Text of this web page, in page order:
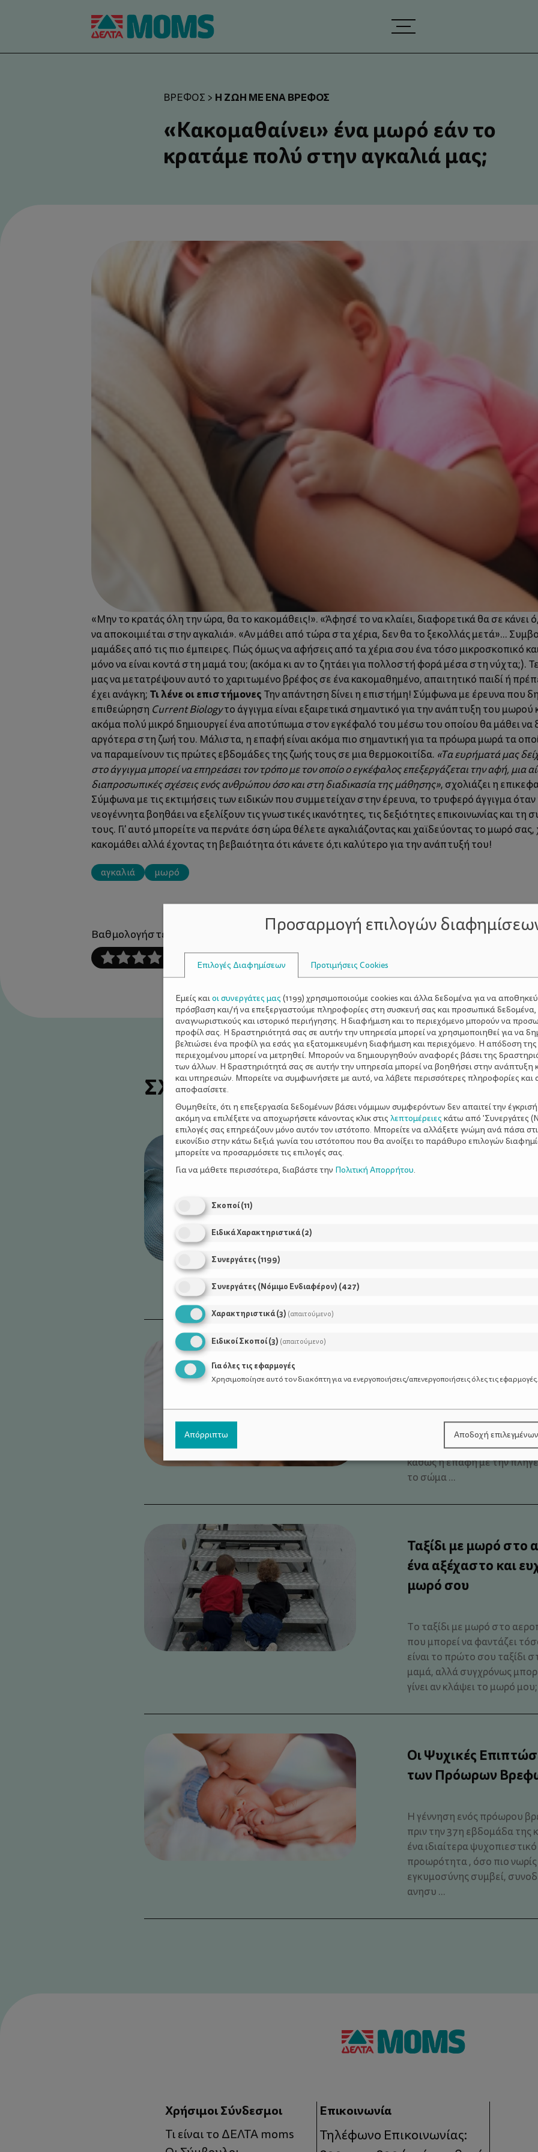
ΒΡΈΦΟΣ > Η ΖΩΉ ΜΕ ΈΝΑ ΒΡΈΦΟΣ
«Κακομαθαίνει» ένα μωρό εάν το
κρατάμε πολύ στην αγκαλιά μας;
Βαθμολογήστε αυτό το άρθρο :
«Μην το κρατάς όλη την ώρα, θα το κακομάθεις!». «Άφησέ το να κλαίει, διαφορετικά θα σε κάνει
να αποκοιμιέται στην αγκαλιά». «Αν μάθει από τώρα στα χέρια, δεν θα το ξεκολλάς μετά»...
μαμάδες από τις πιο έμπειρες. Πώς όμως να αφήσεις από τα χέρια σου ένα τόσο μικροσκοπικό
μόνο να είναι κοντά στη μαμά του; (ακόμα κι αν το ζητάει για πολλοστή φορά μέσα στη νύχτα;).
μας να μετατρέψουν αυτό το χαριτωμένο βρέφος σε ένα κακομαθημένο, απαιτητικό παιδί ή
έχει ανάγκη; Τι λένε οι επιστήμονες Την απάντηση δίνει η επιστήμη! Σύμφωνα με έρευνα που
επιθεώρηση Current Biologyτο άγγιγμα είναι εξαιρετικά σημαντικό για την ανάπτυξη του μωρού
ακόμα πολύ μικρό δημιουργεί ένα αποτύπωμα στον εγκέφαλό του μέσω του οποίου θα μάθει να
αργότερα στη ζωή του. Μάλιστα, η επαφή είναι ακόμα πιο σημαντική για τα πρόωρα μωρά τα
να παραμείνουν τις πρώτες εβδομάδες της ζωής τους σε μια θερμοκοιτίδα. «Τα ευρήματά μας
στο άγγιγμα μπορεί να επηρεάσει τον τρόπο με τον οποίο ο εγκέφαλος επεξεργάζεται την αφή, μια
διαπροσωπικές σχέσεις ενός ανθρώπου όσο και στη διαδικασία της μάθησης», σχολιάζει η
Σύμφωνα με τις εκτιμήσεις των ειδικών που συμμετείχαν στην έρευνα, το τρυφερό άγγιγμα
νεογέννητα βοηθάει να εξελίξουν τις γνωστικές ικανότητες, τις δεξιότητες επικοινωνίας και
τους. Γι' αυτό μπορείτε να περνάτε όση ώρα θέλετε αγκαλιάζοντας και χαϊδεύοντας το μωρό
κακομάθει αλλά έχοντας τη βεβαιότητα ότι κάνετε ό,τι καλύτερο για την ανάπτυξή του!
αγκαλιά μωρό
ΣΧΕΤΙΚΑ ΑΡΘΡΑ
κουβερτάκι και η
Ο όρος «μεταβατικό
φορά από τον Βρετανό
περιγράφει τα –συνήθως
αντικείμενα που βοηθούν
δύναμη έχει το χέρι μας;
προσφέρει μια αίσθηση
καθώς η επαφή με την
το σώμα ...
Ταξίδι με μωρό στο
ένα αξέχαστο και
μωρό σου
Το ταξίδι με μωρό στο
που μπορεί να φαντάζει
είναι το πρώτο σου ταξίδι
μαμά, αλλά συγχρόνως
γίνει αν κλάψει το μωρό
Οι Ψυχικές
των Πρόωρων
Η γέννηση ενός πρόωρου
πριν την 37η εβδομάδα
ένα ιδιαίτερα
προωρότητα , όσο πιο
εγκυμοσύνης συμβεί,
ανησυ ...
Χρήσιμοι Σύνδεσμοι
Τι είναι το ΔΕΛΤΑ moms
Επικοινωνία
Τηλέφωνο Επικοινωνίας:
Προσαρμογή επιλογών
Επιλογές Διαφημίσεων Προτιμήσεις Cookies
Εμείς καιοι συνεργάτες μας (1199) χρησιμοποιούμε cookies και άλλα δεδομένα για να
πρόσβαση και/ή να επεξεργαστούμε πληροφορίες στη συσκευή σας και προσωπικά
αναγνωριστικούς και ιστορικό περιήγησης. Η διαφήμιση και το περιεχόμενο μπορούν να
προφίλ σας. Η δραστηριότητά σας σε αυτήν την υπηρεσία μπορεί να χρησιμοποιηθεί για να
βελτιώσει ένα προφίλ για εσάς για εξατομικευμένη διαφήμιση και περιεχόμενο. Η απόδοση
περιεχομένου μπορεί να μετρηθεί. Μπορούν να δημιουργηθούν αναφορές βάσει της
των άλλων. Η δραστηριότητά σας σε αυτήν την υπηρεσία μπορεί να βοηθήσει στην ανάπτυξη
και υπηρεσιών. Μπορείτε να συμφωνήσετε με αυτό, να λάβετε περισσότερες πληροφορίες και
αποφασίσετε.
Θυμηθείτε, ότι η επεξεργασία δεδομένων βάσει νόμιμων συμφερόντων δεν απαιτεί την
ακόμη να επιλέξετε να αποχωρήσετε κάνοντας κλικ στις λεπτομέρειες κάτω από 'Συνεργάτες
επιλογές σας επηρεάζουν μόνο αυτόν τον ιστότοπο. Μπορείτε να αλλάξετε γνώμη ανά πάσα
εικονίδιο στην κάτω δεξιά γωνία του ιστότοπου που θα ανοίξει το παράθυρο επιλογών
μπορείτε να προσαρμόσετε τις επιλογές σας.
Για να μάθετε περισσότερα, διαβάστε την Πολιτική Απορρήτου.
Σκοποί(11)
Ειδικά Χαρακτηριστικά(2)
Συνεργάτες (1199)
Συνεργάτες (Νόμιμο Ενδιαφέρον) (427)
Χαρακτηριστικά(3) (απαιτούμενο)
Ειδικοί Σκοποί(3) (απαιτούμενο)
Για όλες τις εφαρμογές
Χρησιμοποίησε αυτό τον διακόπτη για να ενεργοποιήσεις/απενεργοποιήσεις όλες τις εφαρμογές.
Απόρριπτω Αποδοχή επιλεγμένων